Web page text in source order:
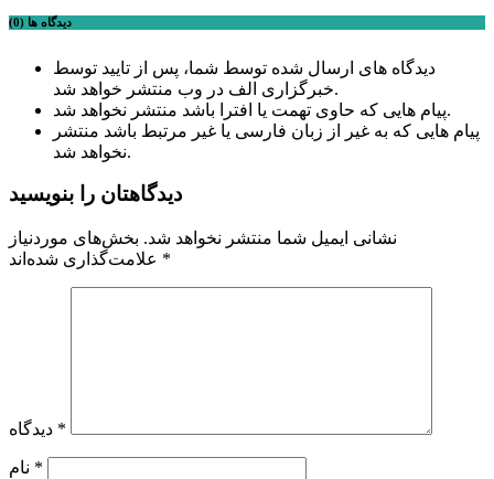
دیدگاه ها (0)
دیدگاه های ارسال شده توسط شما، پس از تایید توسط
خبرگزاری الف در وب منتشر خواهد شد.
پیام هایی که حاوی تهمت یا افترا باشد منتشر نخواهد شد.
پیام هایی که به غیر از زبان فارسی یا غیر مرتبط باشد منتشر
نخواهد شد.
دیدگاهتان را بنویسید
نشانی ایمیل شما منتشر نخواهد شد. بخش‌های موردنیاز
*
*
*